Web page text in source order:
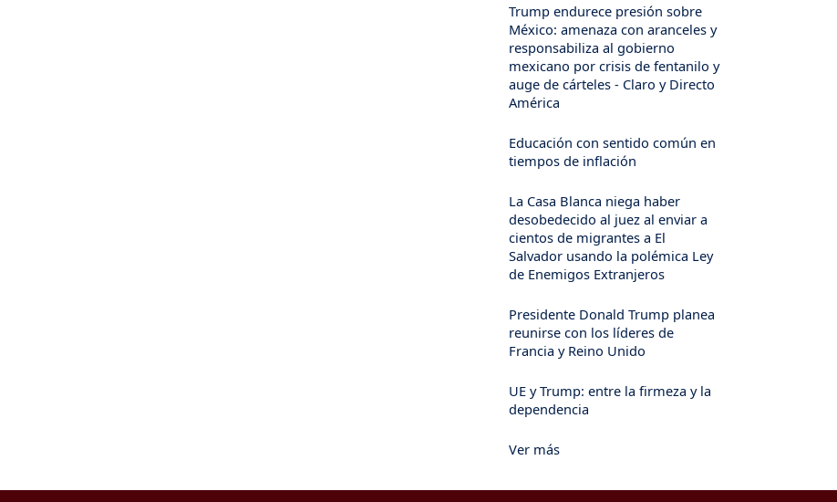
Trump endurece presión sobre
México: amenaza con aranceles y
responsabiliza al gobierno
mexicano por crisis de fentanilo y
auge de cárteles - Claro y Directo
América
Educación con sentido común en
tiempos de inflación
La Casa Blanca niega haber
desobedecido al juez al enviar a
cientos de migrantes a El
Salvador usando la polémica Ley
de Enemigos Extranjeros
Presidente Donald Trump planea
reunirse con los líderes de
Francia y Reino Unido
UE y Trump: entre la firmeza y la
dependencia
Ver más